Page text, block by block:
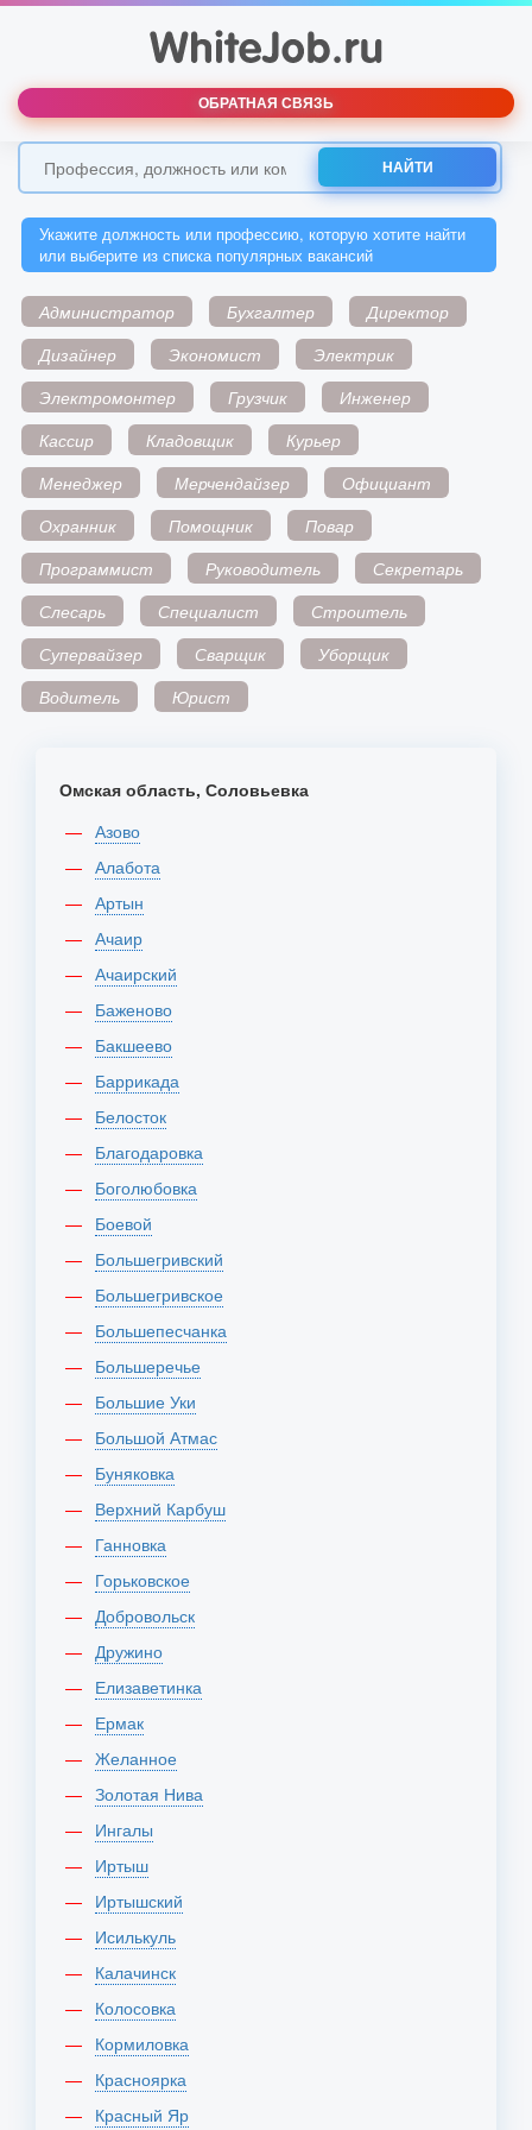
ОБРАТНАЯ СВЯЗЬ
НАЙТИ
Укажите должность или профессию, которую хотите найти
или выберите из списка популярных вакансий
Администратор Бухгалтер
Директор
Дизайнер
Экономист
Электрик
Электромонтер
Грузчик
Инженер
Кассир
Кладовщик
Курьер
Менеджер
Мерчендайзер
Официант
Охранник
Помощник
Повар
Программист
Руководитель
Секретарь
Слесарь
Специалист
Строитель
Супервайзер
Сварщик
Уборщик
Водитель
Юрист
Омская область, Соловьевка
Азово
Алабота
Артын
Ачаир
Ачаирский
Баженово
Бакшеево
Баррикада
Белосток
Благодаровка
Боголюбовка
Боевой
Большегривский
Большегривское
Большепесчанка
Большеречье
Большие Уки
Большой Атмас
Буняковка
Верхний Карбуш
Ганновка
Горьковское
Добровольск
Дружино
Елизаветинка
Ермак
Желанное
Золотая Нива
Ингалы
Иртыш
Иртышский
Исилькуль
Калачинск
Колосовка
Кормиловка
Красноярка
Красный Яр